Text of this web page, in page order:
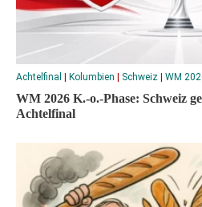
Achtelfinal Kolumbien Schweiz WM
WM 2026 K.-o.-Phase: Schweiz
Achtelfinal